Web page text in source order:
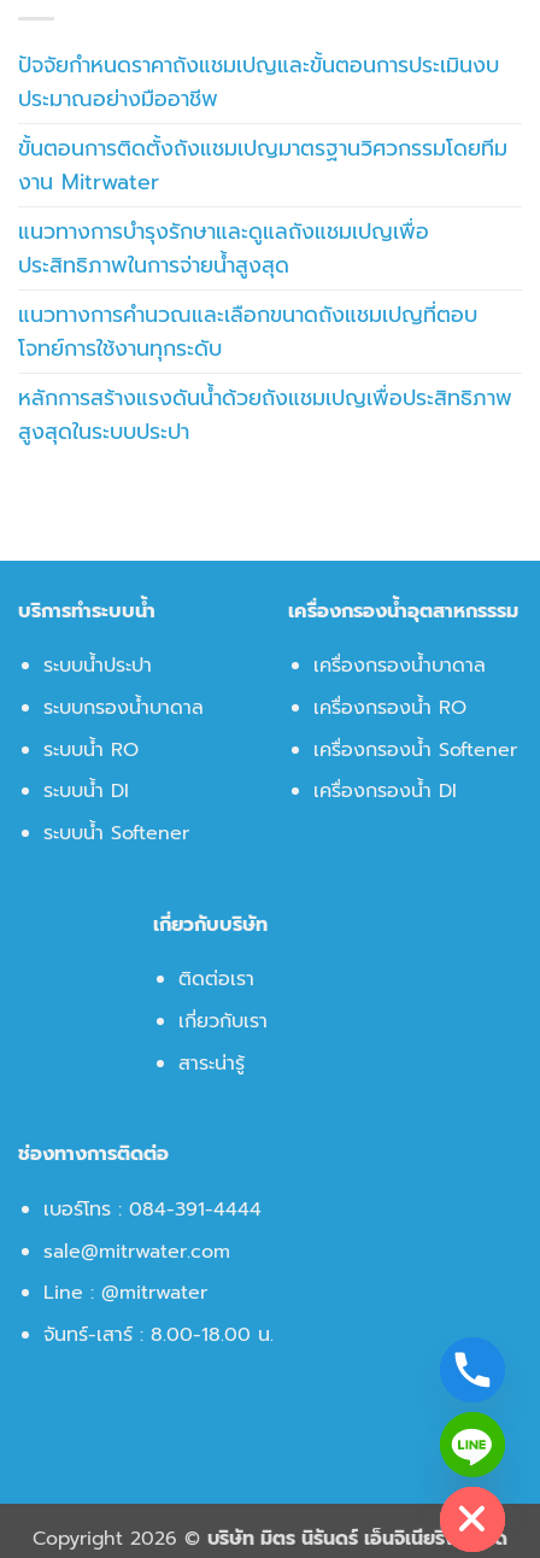
ปัจจัยกำหนดราคาถังแชมเปญและขั้นตอนการประเมินงบ
ประมาณอย่างมืออาชีพ
ขั้นตอนการติดตั้งถังแชมเปญมาตรฐานวิศวกรรมโดยทีม
งาน Mitrwater
แนวทางการบำรุงรักษาและดูแลถังแชมเปญเพื่อ
ประสิทธิภาพในการจ่ายน้ำสูงสุด
แนวทางการคำนวณและเลือกขนาดถังแชมเปญที่ตอบ
โจทย์การใช้งานทุกระดับ
หลักการสร้างแรงดันน้ำด้วยถังแชมเปญเพื่อประสิทธิภาพ
สูงสุดในระบบประปา
บริการทำระบบน้ำ
ระบบน้ำประปา
ระบบกรองน้ำบาดาล
ระบบน้ำ RO
ระบบน้ำ DI
ระบบน้ำ Softener
เครื่องกรองน้ำอุตสาหกรรรม
เครื่องกรองน้ำบาดาล
เครื่องกรองน้ำ RO
เครื่องกรองน้ำ Softener
เครื่องกรองน้ำ DI
เกี่ยวกับบริษัท
ติดต่อเรา
เกี่ยวกับเรา
สาระน่ารู้
ช่องทางการติดต่อ
เบอร์โทร : 084-391-4444
sale@mitrwater.com
Line : @mitrwater
จันทร์-เสาร์ : 8.00-18.00 น.
Copyright 2026 © บริษัท มิตร นิรันดร์ เอ็นจิเนียริ่ง จำกัด
HIDE
CHATY